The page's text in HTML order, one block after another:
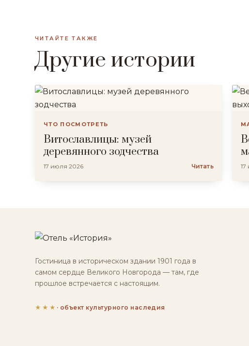
ЧИТАЙТЕ ТАКЖЕ
Другие истории
ЧТО ПОСМОТРЕТЬ
Витославлицы: музей
деревянного зодчества
17 июля 2026 Читать
Гостиница в историческом здании 1901 года в
самом сердце Великого Новгорода — там, где
прошлое встречается с настоящим.
★★★ · объект культурного наследия